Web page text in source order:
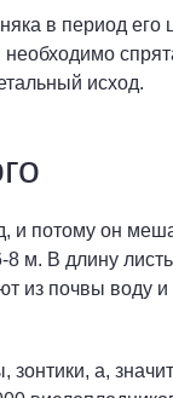
в период
исход.
потому он
м. В длину
из почвы воду
а,